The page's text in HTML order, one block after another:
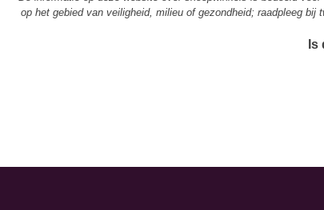
op het gebied van veiligheid, milieu of gezondheid; raadpleeg
Is